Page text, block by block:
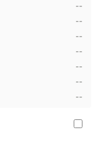
澳
然
蜜
裝)
--
--
--
--
--
--
--
加